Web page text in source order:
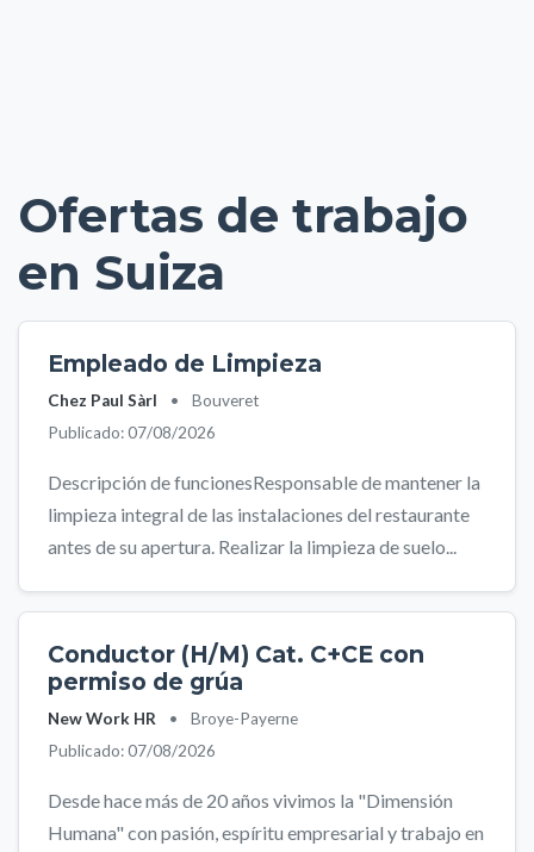
Ofertas de trabajo
en Suiza
Empleado de Limpieza
Chez Paul Sàrl •
Bouveret
Publicado: 07/08/2026
Descripción de funcionesResponsable de mantener la
limpieza integral de las instalaciones del restaurante
antes de su apertura. Realizar la limpieza de suelo...
Conductor (H/M) Cat. C+CE con
permiso de grúa
New Work HR •
Broye-Payerne
Publicado: 07/08/2026
Desde hace más de 20 años vivimos la "Dimensión
Humana" con pasión, espíritu empresarial y trabajo en